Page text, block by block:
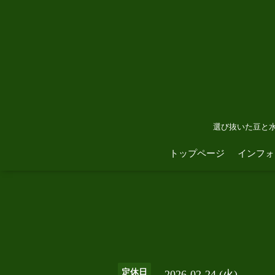
選び抜いた豆と
トップページ インフ
定休日